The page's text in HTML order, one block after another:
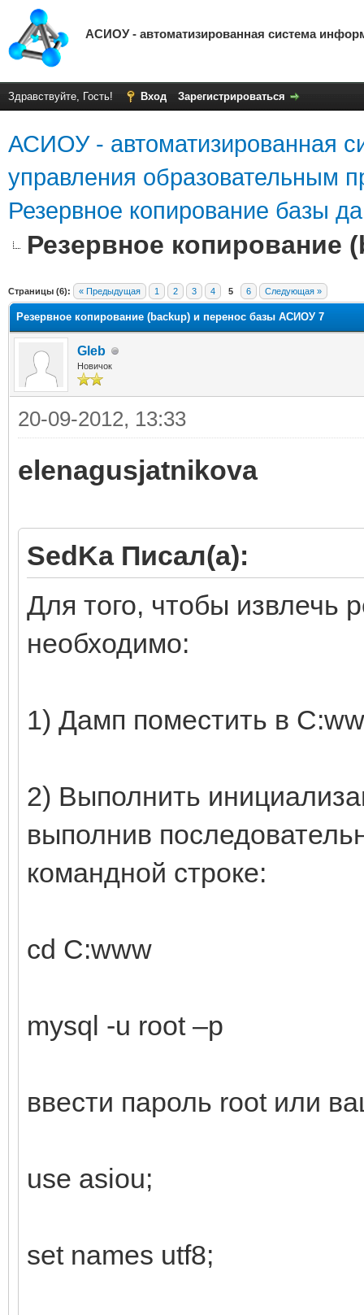
АСИОУ - автоматизированная система
Здравствуйте, Гость! Вход Зарегистрироваться
АСИОУ - автоматизированная
управления образовательным
Резервное копирование базы
Резервное
Страницы (6): « Предыдущая 1 2 3 4 5 6 Следующая »
оценка: 0
Резервное копирование (backup) и перенос базы АСИОУ 7
Gleb
Новичок
20-09-2012, 13:33
elenagusjatnikova
SedKa Писал(а):
Для того, чтобы извлечь
необходимо:
1) Дамп поместить в
2) Выполнить
выполнив
командной строке:
cd C:www
mysql -u root –p
ввести пароль root или
use asiou;
set names utf8;